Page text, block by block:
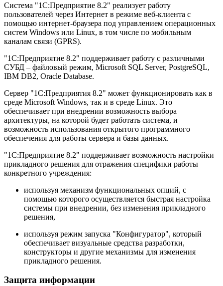
Система "1С:Предприятие 8.2" реализует работу
пользователей через Интернет в режиме веб-клиента с
помощью интернет-браузера под управлением операционных
систем Windows или Linux, в том числе по мобильным
каналам связи (GPRS).
"1С:Предприятие 8.2" поддерживает работу с различными
СУБД – файловый режим, Microsoft SQL Server, PostgreSQL,
IBM DB2, Oracle Database.
Сервер "1С:Предприятия 8.2" может функционировать как в
среде Microsoft Windows, так и в среде Linux. Это
обеспечивает при внедрении возможность выбора
архитектуры, на которой будет работать система, и
возможность использования открытого программного
обеспечения для работы сервера и базы данных.
"1С:Предприятие 8.2" поддерживает возможность настройки
прикладного решения для отражения специфики работы
конкретного учреждения:
используя механизм функциональных опций, с
помощью которого осуществляется быстрая настройка
системы при внедрении, без изменения прикладного
решения,
используя режим запуска "Конфигуратор", который
обеспечивает визуальные средства разработки,
конструкторы и другие механизмы для изменения
прикладного решения.
Защита информации